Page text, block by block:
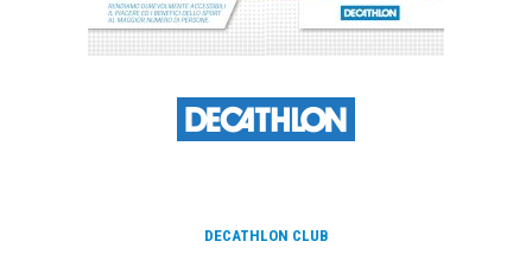
DECATHLON CLUB